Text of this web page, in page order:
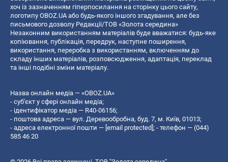
хоч із зазначенням гіперпосилання на сторінку цього сайту,
логотипу OBOZ.UA або будь-якого іншого згадування, але без
письмового дозволу Редакції/ТОВ «Золота середина»
Незаконним використанням матеріалів буде вважатися: будь-яке
копiювання, публiкацiя, передрук, наступне поширення,
використання, переробка з використанням, включенням до
складу інших матеріалів, розповсюдження, адаптація, переклад
та інші подібні зміни матеріалу.
Назва онлайн медіа — «OBOZ.UA»
- суб'єкт у сфері онлайн медіа;
- ідентифікатор медіа — R40-06156;
- поштова адреса — вул. Деревообробна, буд. 7, м. Київ, 01013;
- адреса електронної пошти — [email protected] ; - телефон — (044)
585 46 20